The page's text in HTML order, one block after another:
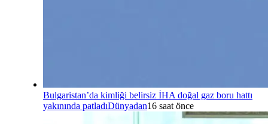
Bulgaristan’da kimliği belirsiz İHA doğal gaz boru hattı
yakınında patladıDünyadan16 saat önce